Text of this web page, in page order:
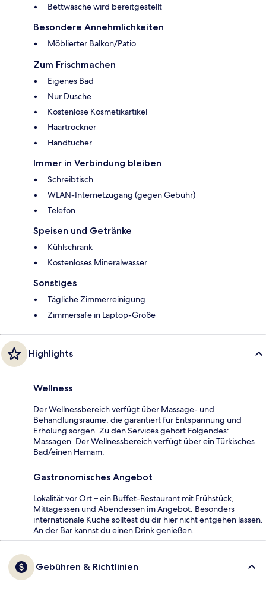
Bettwäsche wird bereitgestellt
Besondere Annehmlichkeiten
Möblierter Balkon/Patio
Zum Frischmachen
Eigenes Bad
Nur Dusche
Kostenlose Kosmetikartikel
Haartrockner
Handtücher
Immer in Verbindung bleiben
Schreibtisch
WLAN-Internetzugang (gegen Gebühr)
Telefon
Speisen und Getränke
Kühlschrank
Kostenloses Mineralwasser
Sonstiges
Tägliche Zimmerreinigung
Zimmersafe in Laptop-Größe
Highlights
Wellness
Der Wellnessbereich verfügt über Massage- und
Behandlungsräume, die garantiert für Entspannung und
Erholung sorgen. Zu den Services gehört Folgendes:
Massagen. Der Wellnessbereich verfügt über ein Türkisches
Bad/einen Hamam.
Gastronomisches Angebot
Lokalität vor Ort – ein Buffet-Restaurant mit Frühstück,
Mittagessen und Abendessen im Angebot. Besonders
internationale Küche solltest du dir hier nicht entgehen lassen.
An der Bar kannst du einen Drink genießen.
Gebühren & Richtlinien